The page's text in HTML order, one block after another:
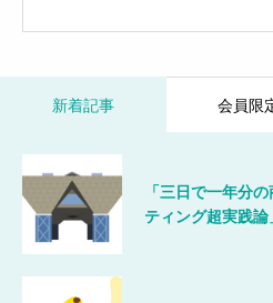
新着記事 会員限
「三日で一年分
ティング超実践論